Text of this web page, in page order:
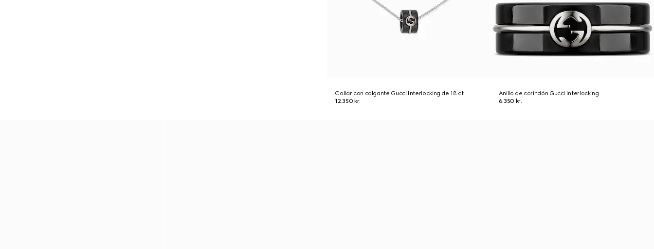
Collar con colgante Gucci Interlocking de 18 ct
12.350 kr.
Anillo de corindón Gucci Interlocking
6.350 kr.